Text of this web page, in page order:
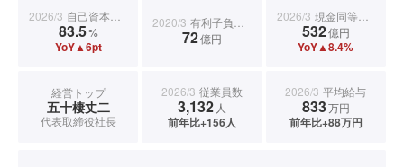
2026/3 自己資本比率
83.5%
YoY▲6pt
2020/3 有利子負債合計
72億円
2026/3 現金同等物期末残高
532億円
YoY▲8.4%
経営トップ
五十棲丈二
代表取締役社長
2026/3 従業員数
3,132 人
前年比+156人
2026/3 平均給与
833万円
前年比+88万円